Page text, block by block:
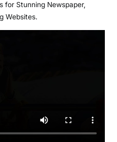
for Stunning Newspaper,
Websites.